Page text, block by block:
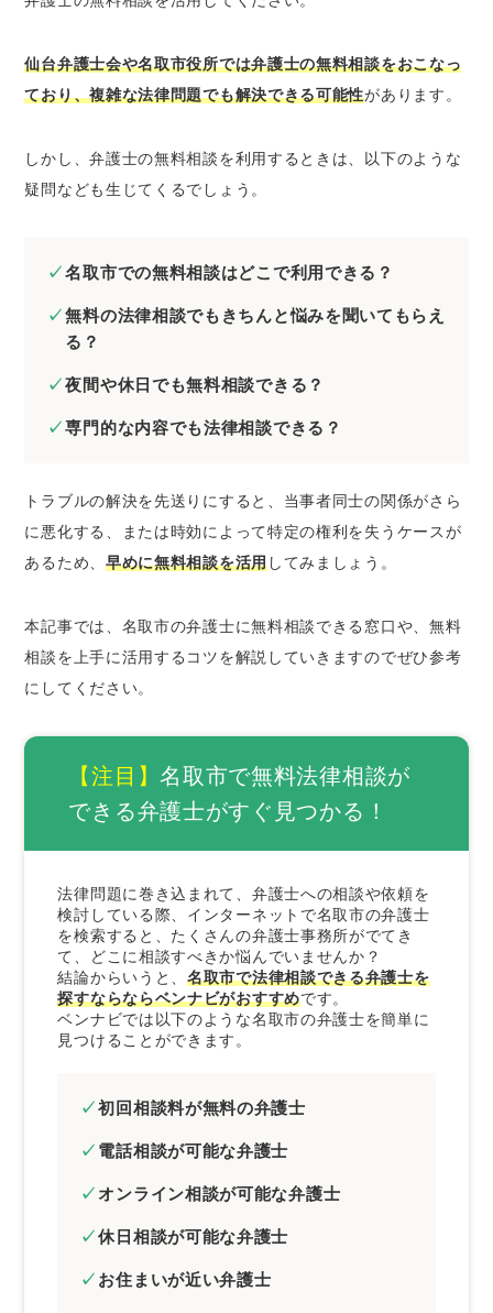
法テラスの無料法律相談
名取市の弁護士に分野別の無料法律相談をした
名取市の弁護士に相続問題の無料法律相談を
名取市の弁護士に債務整理の無料法律相談を
名取市の弁護士に労働問題の無料法律相談を
したいとき
名取市の弁護士に債権回収の無料法律相談を
名取市の弁護士に交通事故の無料法律相談を
名取市の弁護士に刑事事件の無料法律相談を
したいとき
名取市の弁護士にネットトラブルの無料法律
名取市の弁護士に無料相談するときのコツ
証拠や資料を集めておく
当事者が複数いるときは相関図を作成する
名取市で法律問題を解決するときの弁護士の選
解決したい分野に注力している弁護士を選ぶ
専門書などを監修している弁護士を選ぶ
来所不要の弁護士を選ぶ
依頼者の意向を尊重してくれる弁護士を選ぶ
まとめ｜名取市で無料法律相談できる弁護士は
仙台弁護士会や名取市役所では弁護士の無料相談をおこなっ
ており、複雑な法律問題でも解決できる可能性があります。
しかし、弁護士の無料相談を利用するときは、以下のような
疑問なども生じてくるでしょう。
名取市での無料相談はどこで利用できる？
無料の法律相談でもきちんと悩みを聞いてもらえ
る？
夜間や休日でも無料相談できる？
専門的な内容でも法律相談できる？
トラブルの解決を先送りにすると、当事者同士の関係がさら
に悪化する、または時効によって特定の権利を失うケースが
あるため、 早めに無料相談を活用してみましょう。
本記事では、名取市の弁護士に無料相談できる窓口や、無料
相談を上手に活用するコツを解説していきますのでぜひ参考
にしてください。
【注目】名取市で無料法律相談が
できる弁護士がすぐ見つかる！
法律問題に巻き込まれて、弁護士への相談や依頼を
検討している際、インターネットで名取市の弁護士
を検索すると、たくさんの弁護士事務所がでてき
て、どこに相談すべきか悩んでいませんか？
結論からいうと、名取市で法律相談できる弁護士を
探すならならベンナビがおすすめです。
ベンナビでは以下のような名取市の弁護士を簡単に
見つけることができます。
初回相談料が無料の弁護士
電話相談が可能な弁護士
オンライン相談が可能な弁護士
休日相談が可能な弁護士
お住まいが近い弁護士